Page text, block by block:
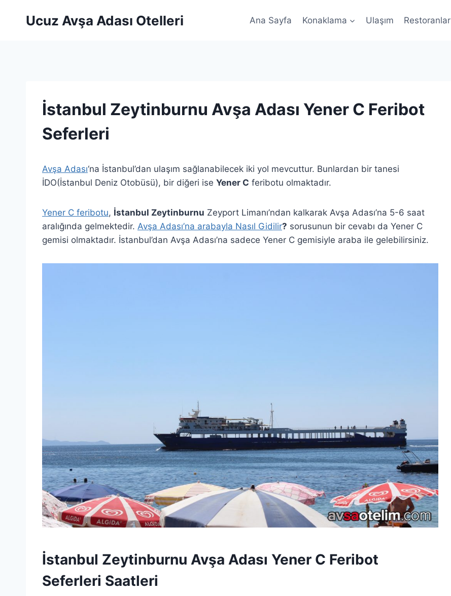
Ucuz Avşa Adası Otelleri Ana Sayfa Konaklama Ulaşım Restoranlar
İstanbul Zeytinburnu Avşa Adası Yener C Feribot
Seferleri
Avşa Adası‘na İstanbul’dan ulaşım sağlanabilecek iki yol mevcuttur. Bunlardan bir tanesi
İDO(İstanbul Deniz Otobüsü), bir diğeri ise Yener C feribotu olmaktadır.
Yener C feribotu, İstanbul Zeytinburnu Zeyport Limanı’ndan kalkarak Avşa Adası’na 5-6 saat
aralığında gelmektedir. Avşa Adası’na arabayla Nasıl Gidilir? sorusunun bir cevabı da Yener C
gemisi olmaktadır. İstanbul’dan Avşa Adası’na sadece Yener C gemisiyle araba ile gelebilirsiniz.
İstanbul Zeytinburnu Avşa Adası Yener C Feribot
Seferleri Saatleri